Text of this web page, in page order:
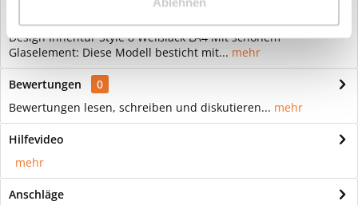
Design Innentür Style 8 Weißlack LA4 Mit schönem
Glaselement: Diese Modell besticht mit... mehr
Bewertungen
0
Bewertungen lesen, schreiben und diskutieren... mehr
Hilfevideo
mehr
Anschläge